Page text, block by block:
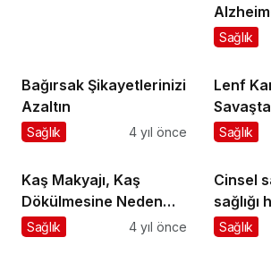
Sağlık
Bağırsak Şikayetlerinizi
Azaltın
Sağlık 4 yıl önce
Lenf
Sağlık
Kaş Makyajı, Kaş
Dökülmesine Neden
Oluyor
Sağlık 4 yıl önce
Cinsel
sağlığı
Sağlık